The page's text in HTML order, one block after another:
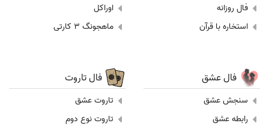
فال روزانه
استخاره با قرآن
اوراکل
ماهجونگ 3 کارتی
فال عشق
سنجش عشق
رابطه عشق
فال تاروت
تاروت عشق
تاروت نوع دوم